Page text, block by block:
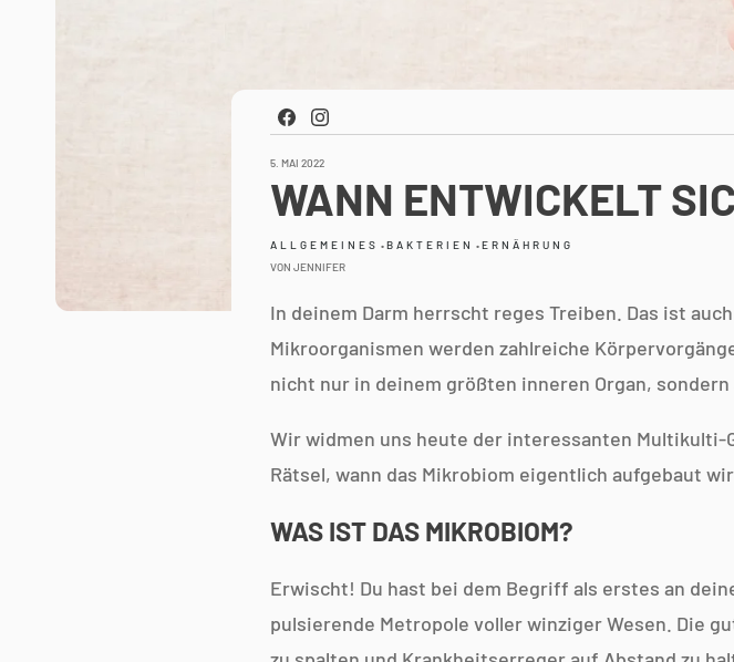
Facebook
Instagram
5. MAI 2022
WANN ENTWICKELT
ALLGEMEINES •BAKTERIEN •ERNÄHRUNG
VON JENNIFER
In deinem Darm herrscht reges Treiben. Das ist
Mikroorganismen werden zahlreiche
nicht nur in deinem größten inneren Organ, sondern
Wir widmen uns heute der interessanten Multikulti-
Rätsel, wann das Mikrobiom eigentlich aufgebaut
WAS IST DAS MIKROBIOM?
Erwischt! Du hast bei dem Begriff als erstes an
pulsierende Metropole voller winziger Wesen. Die